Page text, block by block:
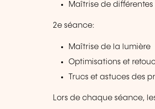
Maîtrise de
2e séance:
Maîtrise de la lumière
Optimisations et
Trucs et astuces des
Lors de chaque séance,